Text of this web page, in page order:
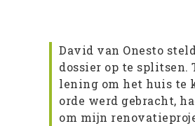
David van Onesto
dossier op te splitsen.
lening om het huis te
orde werd gebracht,
om mijn